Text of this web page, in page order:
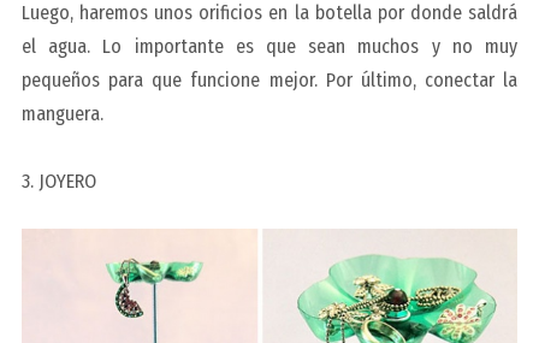
Luego, haremos unos orificios en la botella por donde saldrá
el agua. Lo importante es que sean muchos y no muy
pequeños para que funcione mejor. Por último, conectar la
manguera.
3. JOYERO